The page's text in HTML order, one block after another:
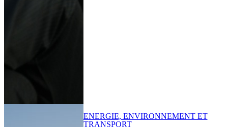
ENERGIE, ENVIRONNEMENT ET
TRANSPORT